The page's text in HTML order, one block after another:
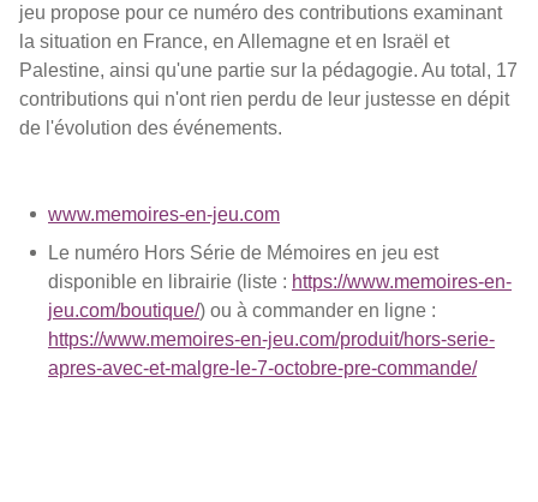
jeu propose pour ce numéro des contributions examinant
la situation en France, en Allemagne et en Israël et
Palestine, ainsi qu'une partie sur la pédagogie. Au total, 17
contributions qui n'ont rien perdu de leur justesse en dépit
de l'évolution des événements.
www.memoires-en-jeu.com
Le numéro Hors Série de Mémoires en jeu est
disponible en librairie (liste : https://www.memoires-en-
jeu.com/boutique/) ou à commander en ligne :
https://www.memoires-en-jeu.com/produit/hors-serie-
apres-avec-et-malgre-le-7-octobre-pre-commande/